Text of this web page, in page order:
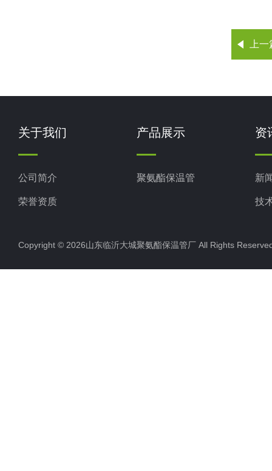
上
关于我们
公司简介
荣誉资质
产品展示
聚氨酯保温管
资
新
技
Copyright © 2026山东临沂大城聚氨酯保温管厂 All Rights